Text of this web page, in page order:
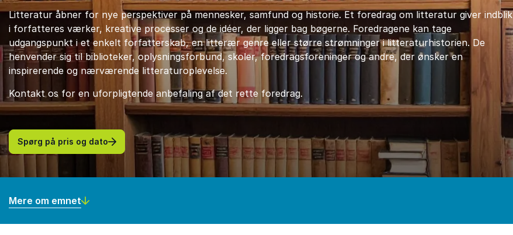
Litteratur åbner for nye perspektiver på mennesker, samfund og historie. Et foredrag om litteratur giver indblik
i forfatteres værker, kreative processer og de idéer, der ligger bag bøgerne. Foredragene kan tage
udgangspunkt i et enkelt forfatterskab, en litterær genre eller større strømninger i litteraturhistorien. De
henvender sig til biblioteker, oplysningsforbund, skoler, foredragsforeninger og andre, der ønsker en
inspirerende og nærværende litteraturoplevelse.
Kontakt os for en uforpligtende anbefaling af det rette foredrag.
Spørg på pris og dato
Mere om emnet